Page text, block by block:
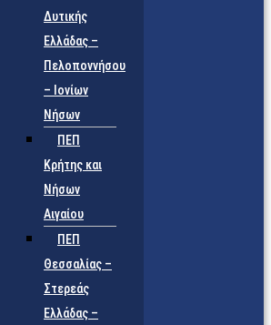
Δυτικής
Ελλάδας –
Πελοποννήσου
– Ιονίων
Νήσων
ΠΕΠ
Κρήτης και
Νήσων
Αιγαίου
ΠΕΠ
Θεσσαλίας –
Στερεάς
Ελλάδας –